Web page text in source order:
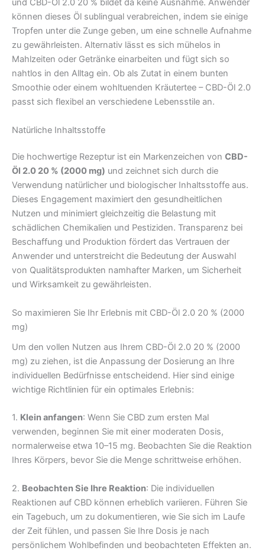
und CBD-Öl 2.0 20 % bildet da keine Ausnahme. Anwender
können dieses Öl sublingual verabreichen, indem sie einige
Tropfen unter die Zunge geben, um eine schnelle Aufnahme
zu gewährleisten. Alternativ lässt es sich mühelos in
Mahlzeiten oder Getränke einarbeiten und fügt sich so
nahtlos in den Alltag ein. Ob als Zutat in einem bunten
Smoothie oder einem wohltuenden Kräutertee – CBD-Öl 2.0
passt sich flexibel an verschiedene Lebensstile an.
Natürliche Inhaltsstoffe
Die hochwertige Rezeptur ist ein Markenzeichen von CBD-
Öl 2.0 20 % (2000 mg) und zeichnet sich durch die
Verwendung natürlicher und biologischer Inhaltsstoffe aus.
Dieses Engagement maximiert den gesundheitlichen
Nutzen und minimiert gleichzeitig die Belastung mit
schädlichen Chemikalien und Pestiziden. Transparenz bei
Beschaffung und Produktion fördert das Vertrauen der
Anwender und unterstreicht die Bedeutung der Auswahl
von Qualitätsprodukten namhafter Marken, um Sicherheit
und Wirksamkeit zu gewährleisten.
So maximieren Sie Ihr Erlebnis mit CBD-Öl 2.0 20 % (2000
mg)
Um den vollen Nutzen aus Ihrem CBD-Öl 2.0 20 % (2000
mg) zu ziehen, ist die Anpassung der Dosierung an Ihre
individuellen Bedürfnisse entscheidend. Hier sind einige
wichtige Richtlinien für ein optimales Erlebnis:
1. Klein anfangen: Wenn Sie CBD zum ersten Mal
verwenden, beginnen Sie mit einer moderaten Dosis,
normalerweise etwa 10–15 mg. Beobachten Sie die Reaktion
Ihres Körpers, bevor Sie die Menge schrittweise erhöhen.
2. Beobachten Sie Ihre Reaktion: Die individuellen
Reaktionen auf CBD können erheblich variieren. Führen Sie
ein Tagebuch, um zu dokumentieren, wie Sie sich im Laufe
der Zeit fühlen, und passen Sie Ihre Dosis je nach
persönlichem Wohlbefinden und beobachteten Effekten an.